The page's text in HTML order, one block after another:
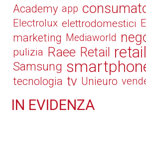
Academy app
Electrolux elettrodomestici
marketing Mediaworld
pulizia Raee Retail
Samsung
tecnologia tv Unieuro
IN EVIDENZA